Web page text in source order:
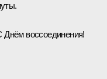
Днём воссоединения!